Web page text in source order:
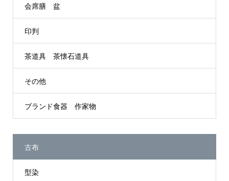
会席膳 盆
印判
茶道具 茶懐石道具
その他
ブランド食器 作家物
古布
型染